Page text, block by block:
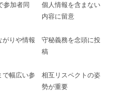
参加者同
個人情報を含まない
内容に留意
がりや情報
守秘義務を念頭に投
稿
で幅広い参
相互リスペクトの姿
勢が重要